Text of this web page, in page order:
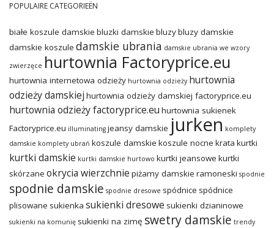
POPULAIRE CATEGORIEËN
białe koszule damskie bluzki damskie bluzybluzy damskie
damskie koszule damskie ubrania damskie ubrania we wzory
zwierzęce hurtownia Factoryprice.eu
hurtownia internetowa odzieży hurtownia odzieży hurtownia
odzieży damskiej hurtownia odzieży damskiej factoryprice.eu
hurtownia odzieży factoryprice.eu hurtownia sukienek
Factoryprice.eu illuminating jeansy damskie jurken komplety
damskie komplety ubrań koszule damskie koszule nocne krata kurtki
kurtki damskie kurtki damskie hurtowo kurtki jeansowe kurtki
skórzane okrycia wierzchnie piżamy damskie ramoneski spodnie
spodnie damskie spodnie dresowe spódnice spódnice
plisowane sukienka sukienki dresowe sukienki dzianinowe
sukienki na komunię sukienki na zimę swetry damskie trendy